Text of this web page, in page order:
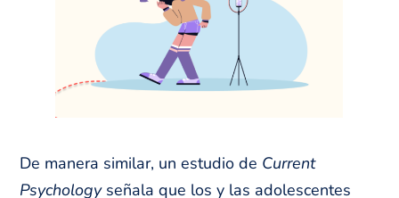
De manera similar, un estudio de Current
Psychology señala que los y las adolescentes